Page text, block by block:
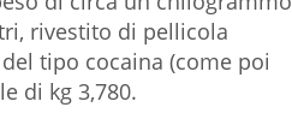
rivestito di pellicola
tipo cocaina (come poi
di kg 3,780.